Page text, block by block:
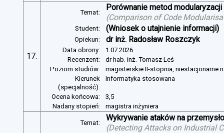
17.
Temat:
Porównanie metod
(Comparison of Code
Student: (Wniosek o utajnienie informacji)
Opiekun: dr inż. Radosław Roszczyk
Data obrony:
1.07.2026
Recenzent:
dr hab. inż. Tomasz Leś
Poziom studiów:
magisterskie II-stopnia, niestacjonarne
Kierunek
(specjalność):
Informatyka stosowana
Ocena końcowa:
3,5
Nadany stopień:
magistra inżyniera
Temat:
Wykrywanie ataków na
(Detecting Attacks on Industrial